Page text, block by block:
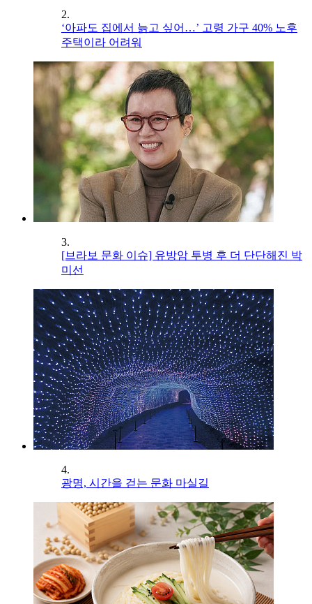
2.
‘아파도 집에서 늙고 싶어…’ 고령 가구 40% 노후
주택이라 어려워
3.
[브라보 문화 이슈] 유방암 투병 후 더 단단해진 박
미선
4.
광명, 시간을 걷는 문화 마실길